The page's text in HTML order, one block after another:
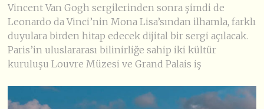
Vincent Van Gogh sergilerinden sonra şimdi de
Leonardo da Vinci’nin Mona Lisa’sından ilhamla, farklı
duyulara birden hitap edecek dijital bir sergi açılacak.
Paris’in uluslararası bilinirliğe sahip iki kültür
kuruluşu Louvre Müzesi ve Grand Palais iş